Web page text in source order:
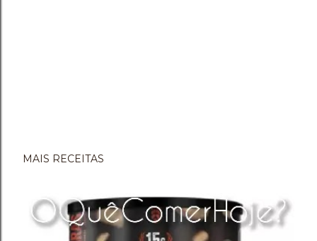
MAIS RECEITAS